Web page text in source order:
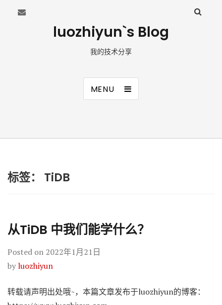
luozhiyun`s Blog
我的技术分享
MENU
标签： TiDB
从TiDB 中我们能学什么？
Posted on 2022年1月21日
byluozhiyun
转载请声明出处哦~，本篇文章发布于luozhiyun的博客：